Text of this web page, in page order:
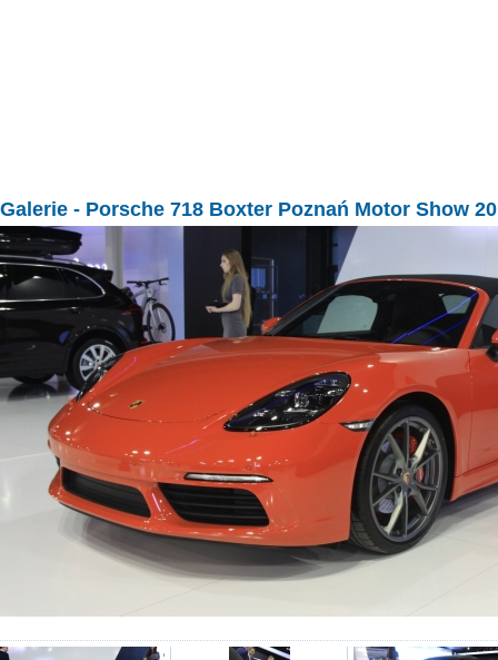
Galerie - Porsche 718 Boxter Poznań Motor Show